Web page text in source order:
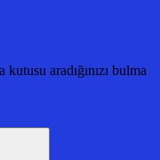
aradığınızı bulma